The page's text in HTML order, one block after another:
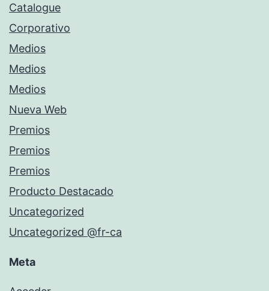
Catalogue
Corporativo
Medios
Medios
Medios
Nueva Web
Premios
Premios
Premios
Producto Destacado
Uncategorized
Uncategorized @fr-ca
Meta